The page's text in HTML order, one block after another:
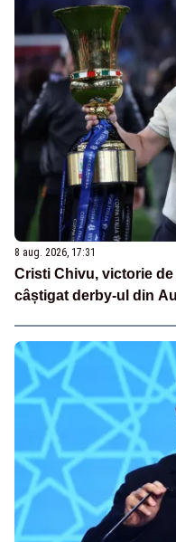
8 aug. 2026, 17:31
Cristi Chivu, victorie
câștigat derby-ul din